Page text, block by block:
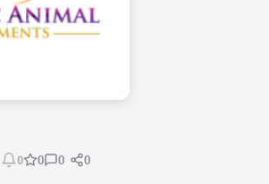
0 0 0 0